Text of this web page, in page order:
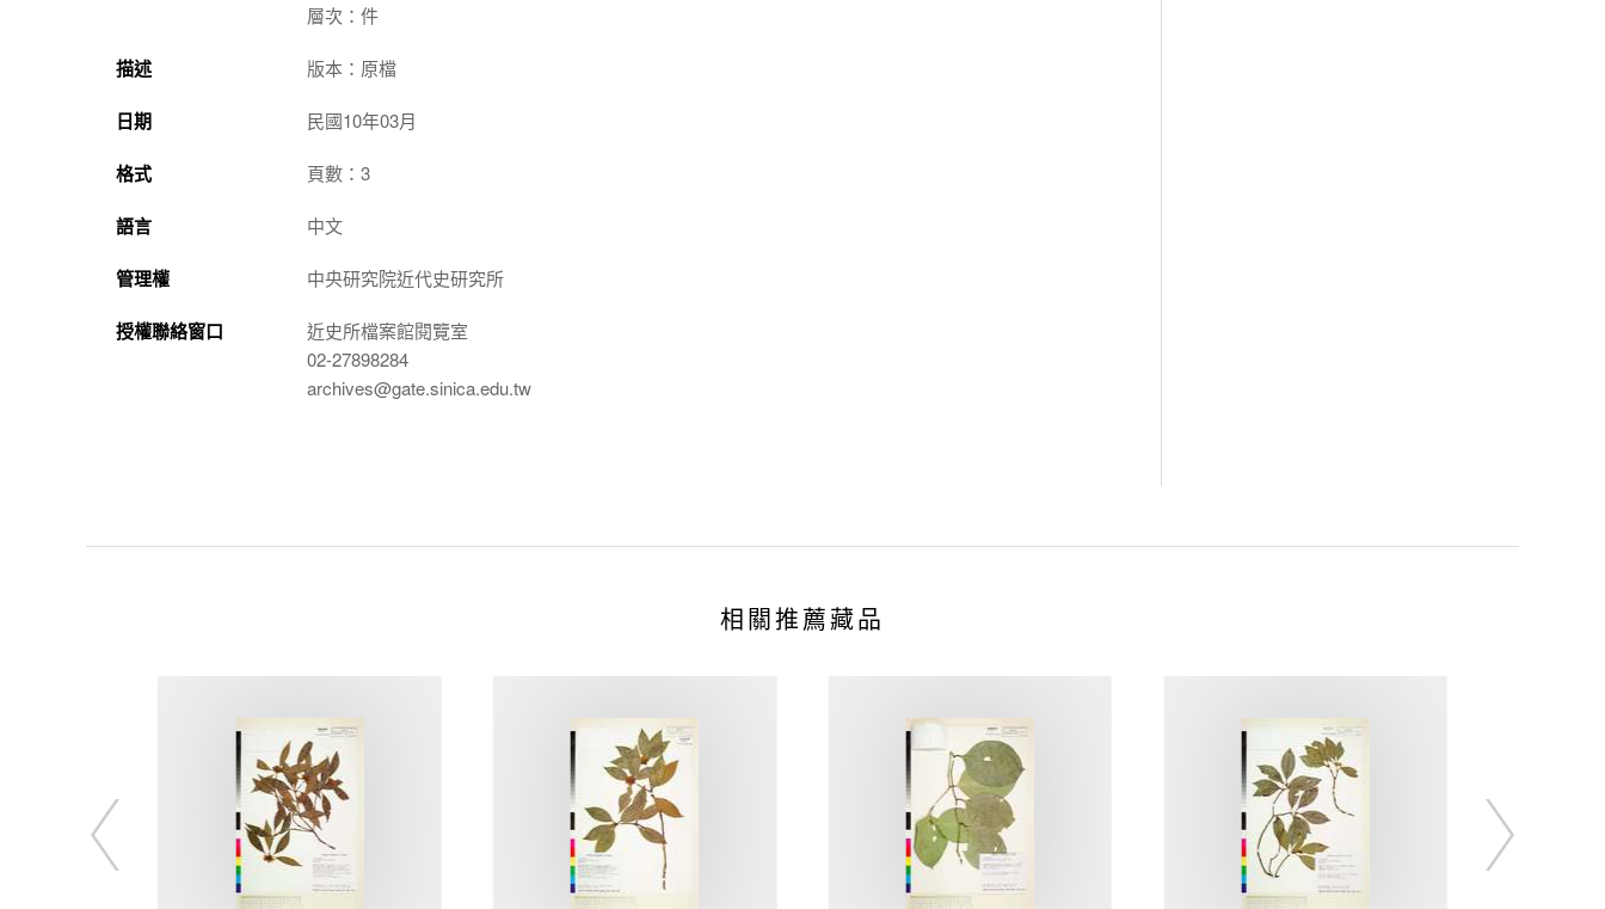
層次：件
描述 版本：原檔
日期 民國10年03月
格式 頁數：3
語言 中文
管理權 中央研究院近代史研究所
授權聯絡窗口
近史所檔案館閱覽室
02-27898284
archives@gate.sinica.edu.tw
相關推薦藏品